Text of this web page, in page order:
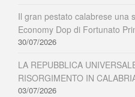
Il gran pestato calabrese una
Economy Dop di Fortunato
30/07/2026
LA REPUBBLICA
RISORGIMENTO IN
03/07/2026